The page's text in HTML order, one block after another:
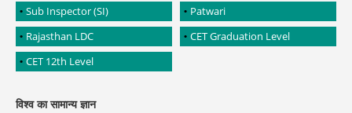
Sub Inspector (SI)
Patwari
Rajasthan LDC
CET Graduation Level
CET 12th Level
विश्व का सामान्य ज्ञान